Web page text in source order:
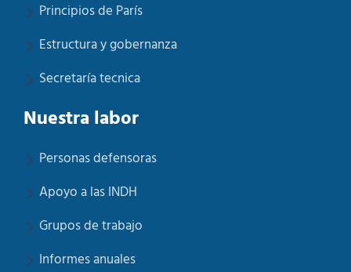
Principios de París
Estructura y gobernanza
Secretaría tecnica
Nuestra labor
Personas defensoras
Apoyo a las INDH
Grupos de trabajo
Informes anuales